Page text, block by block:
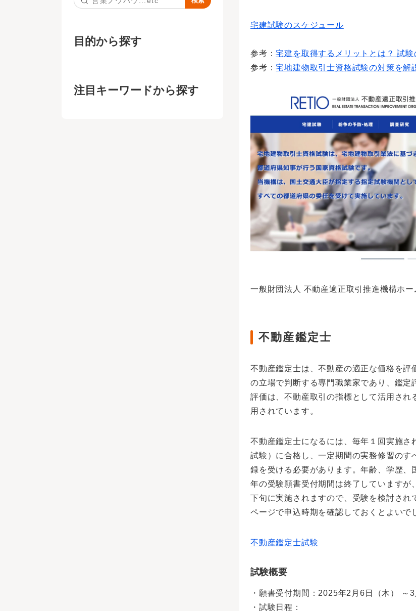
目的から探す
注目キーワードから探す
宅建試験のスケジュール
参考：宅建を取得するメリットとは？ 試
参考：宅地建物取引士資格試験の対策を解
一般財団法人 不動産適正取引推進機構ホー
不動産鑑定士
不動産鑑定士は、不動産の適正な価格を
の立場で判断する専門職業家であり、鑑
評価は、不動産取引の指標として活用さ
用されています。
不動産鑑定士になるには、毎年１回実施
試験）に合格し、一定期間の実務修習の
録を受ける必要があります。年齢、学歴
年の受験願書受付期間は終了しています
下旬に実施されますので、受験を検討さ
ページで申込時期を確認しておくとよいで
不動産鑑定士試験
試験概要
・願書受付期間：2025年2月6日（木） ～3
・試験日程：